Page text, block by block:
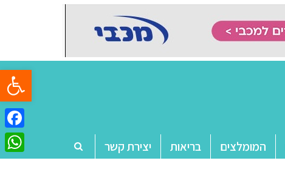
פתח
המומלצים בריאות יצירת קשר